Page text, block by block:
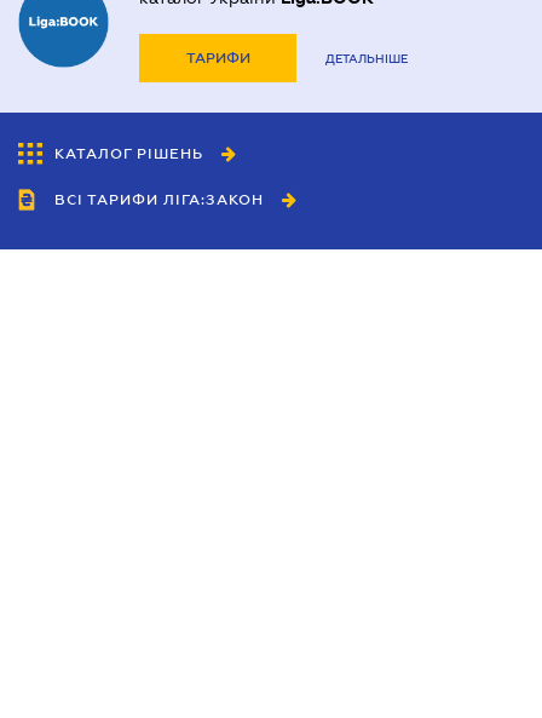
ТАРИФИ ДЕТАЛЬНІШЕ
КАТАЛОГ РІШЕНЬ
ВСІ ТАРИФИ ЛІГА:ЗАКОН